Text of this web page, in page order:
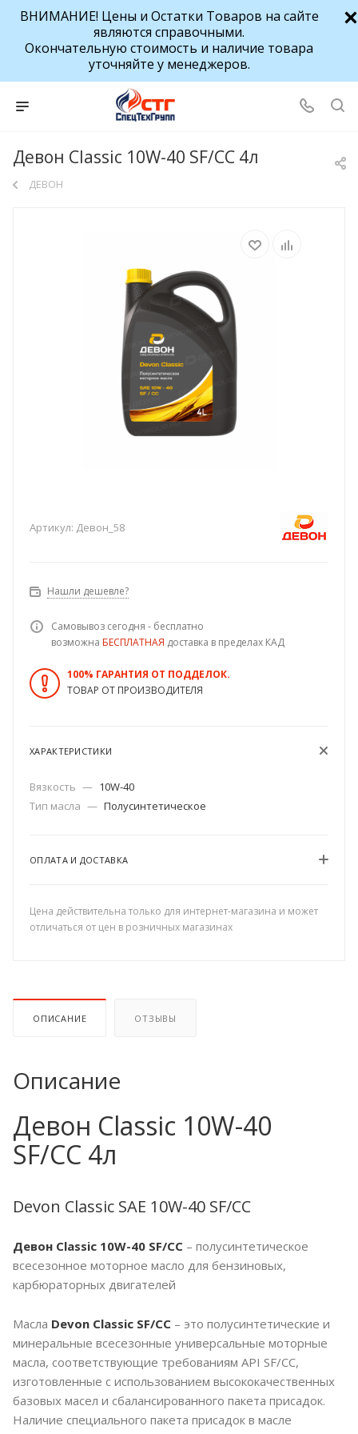
ВНИМАНИЕ! Цены и Остатки Товаров на сайте
являются справочными.
Окончательную стоимость и наличие товара
уточняйте у менеджеров.
Девон Classic 10W-40 SF/CC 4л
ДЕВОН
Артикул: Девон_58
Нашли дешевле?
Самовывоз сегодня - бесплатно
возможна БЕСПЛАТНАЯ доставка в пределах КАД
100% ГАРАНТИЯ ОТ ПОДДЕЛОК.
ТОВАР ОТ ПРОИЗВОДИТЕЛЯ
ХАРАКТЕРИСТИКИ
Вязкость — 10W-40
Тип масла — Полусинтетическое
ОПЛАТА И ДОСТАВКА
Цена действительна только для интернет-магазина и может
отличаться от цен в розничных магазинах
ОПИСАНИЕ ОТЗЫВЫ
Описание
Девон Classic 10W-40
SF/CC 4л
Devon Classic SAE 10W-40 SF/CC
Девон Classic 10W-40 SF/CC – полусинтетическое
всесезонное моторное масло для бензиновых,
карбюраторных двигателей
Масла Devon Classic SF/CC – это полусинтетические и
минеральные всесезонные универсальные моторные
масла, соответствующие требованиям API SF/CC,
изготовленные с использованием высококачественных
базовых масел и сбалансированного пакета присадок.
Наличие специального пакета присадок в масле